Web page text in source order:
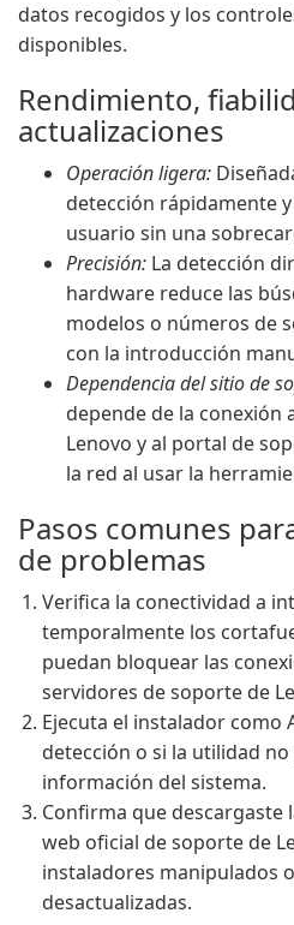
datos recogidos y los
disponibles.
Rendimiento,
actualizaciones
Operación ligera:
detección rápidamente
usuario sin una
Precisión: La detección
hardware reduce las
modelos o números de
con la introducción
Dependencia del sitio de
depende de la conexión
Lenovo y al portal de
la red al usar la
Pasos comunes
de problemas
Verifica la conectividad a
temporalmente los
puedan bloquear las
servidores de soporte de
Ejecuta el instalador como
detección o si la utilidad
información del sistema.
Confirma que descargaste
web oficial de soporte de
instaladores manipulados
desactualizadas.